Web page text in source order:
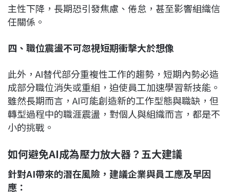
主性下降，長期恐引發焦慮、倦怠，甚至影響組織信
任關係。
四、職位震盪不可忽視短期衝擊大於想像
此外，AI替代部分重複性工作的趨勢，短期內勢必造
成部分職位消失或重組，迫使員工加速學習新技能。
雖然長期而言，AI可能創造新的工作型態與職缺，但
轉型過程中的職涯震盪，對個人與組織而言，都是不
小的挑戰。
如何避免AI成為壓力放大器？五大建議
針對AI帶來的潛在風險，建議企業與員工應及早因
應：